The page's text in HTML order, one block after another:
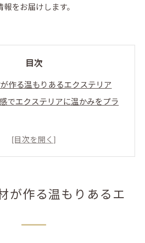
をお届けします。
目次
作る温もりあるエクステリア
でエクステリアに温かみをプラ
エクステリアが生み出す癒しの空
かした外構でくつろぎ空間を実現
が作る温もりあるエ